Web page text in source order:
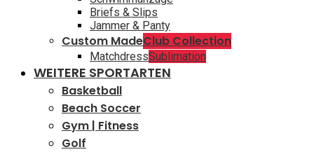
Briefs & Slips
Jammer & Panty
Custom MadeClub Collection
MatchdressSublimation
WEITERE SPORTARTEN
Basketball
Beach Soccer
Gym | Fitness
Golf